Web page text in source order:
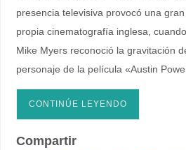
presencia televisiva provocó una
propia cinematografía inglesa,
Mike Myers reconoció la gravitación
personaje de la película «Austin
CONTINÚE LEYENDO
Compartir